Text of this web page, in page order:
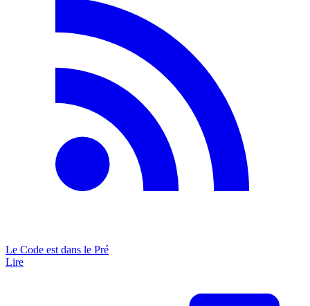
Le Code est dans le Pré
Lire